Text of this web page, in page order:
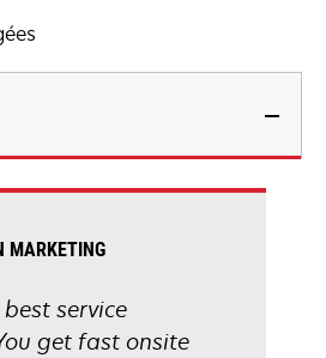
MARKETING
service
get fast onsite